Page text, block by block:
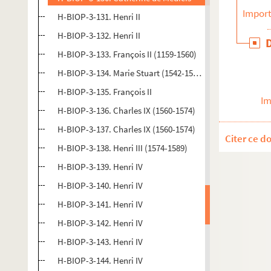
H-BIOP-3-131. Henri II
H-BIOP-3-132. Henri II
H-BIOP-3-133. François II (1159-1560)
H-BIOP-3-134. Marie Stuart (1542-1587)
H-BIOP-3-135. François II
H-BIOP-3-136. Charles IX (1560-1574)
H-BIOP-3-137. Charles IX (1560-1574)
H-BIOP-3-138. Henri III (1574-1589)
H-BIOP-3-139. Henri IV
H-BIOP-3-140. Henri IV
H-BIOP-3-141. Henri IV
H-BIOP-3-142. Henri IV
H-BIOP-3-143. Henri IV
H-BIOP-3-144. Henri IV
Citer ce